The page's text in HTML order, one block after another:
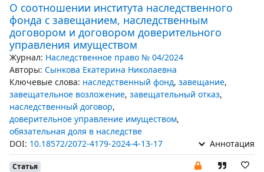
О соотношении института наследственного
фонда с завещанием, наследственным
договором и договором доверительного
управления имуществом
Журнал: Наследственное право № 04/2024
Авторы: Сынкова Екатерина Николаевна
Ключевые слова: наследственный фонд, завещание,
завещательное возложение, завещательный отказ,
наследственный договор,
доверительное управление имуществом,
обязательная доля в наследстве
DOI: 10.18572/2072-4179-2024-4-13-17 Аннотация
Статья